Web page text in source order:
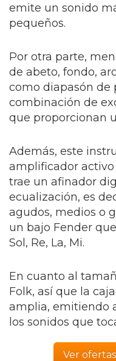
emite un sonido
pequeños.
Por otra parte,
de abeto, fondo,
como diapasón de
combinación de
que proporcionan
Además, este
amplificador activo
trae un afinador
ecualización, es
agudos, medios o
un bajo Fender
Sol, Re, La, Mi.
En cuanto al
Folk, así que la
amplia, emitiendo
los sonidos que
Ver